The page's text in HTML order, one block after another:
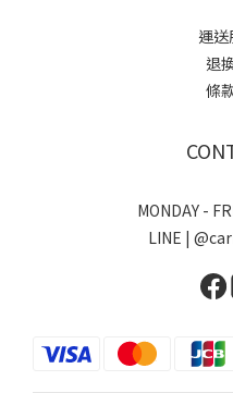
運送
退
條
MONDAY -
LINE |